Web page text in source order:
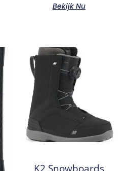
Bekijk Nu
K2 Snowboards